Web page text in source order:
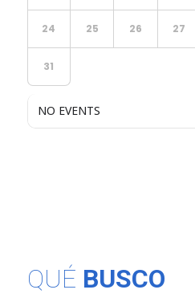
24 25 26 27
31
NO EVENTS
QUÉ BUSCO